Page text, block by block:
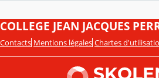
COLLEGE JEAN JACQUES
Contacts Mentions légales Chartes